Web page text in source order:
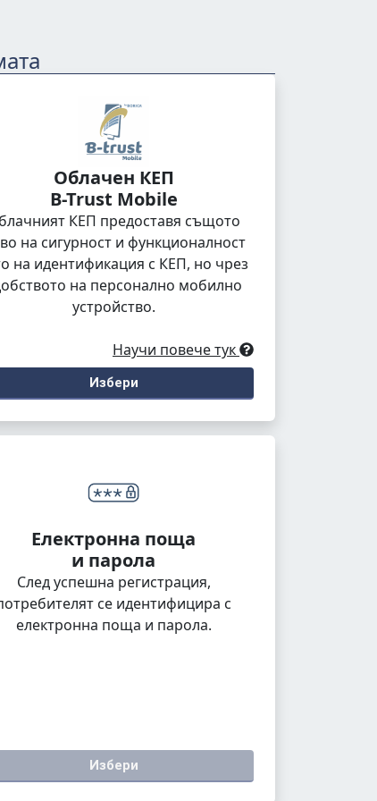
Облачен КЕП
B-Trust Mobile
КЕП предоставя същото
на сигурност и функционалност
на идентификация с КЕП, но чрез
на персонално мобилно
устройство.
Научи повече тук
Избери
Електронна поща
и парола
След успешна регистрация,
се идентифицира с
електронна поща и парола.
Избери